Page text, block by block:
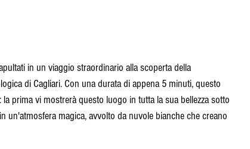
in un viaggio straordinario alla scoperta della
di Cagliari. Con una durata di appena 5 minuti, questo
prima vi mostrerà questo luogo in tutta la sua bellezza sotto
un'atmosfera magica, avvolto da nuvole bianche che creano